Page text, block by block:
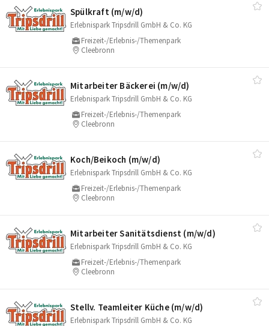
Spülkraft (m/​w/​d)
Erlebnispark Tripsdrill GmbH & Co. KG
Freizeit-/Erlebnis-/Themenpark
Cleebronn
Mitarbeiter Bäckerei (m/​w/​d)
Erlebnispark Tripsdrill GmbH & Co. KG
Freizeit-/Erlebnis-/Themenpark
Cleebronn
Koch/​Beikoch (m/​w/​d)
Erlebnispark Tripsdrill GmbH & Co. KG
Freizeit-/Erlebnis-/Themenpark
Cleebronn
Mitarbeiter Sanitätsdienst (m/​w/​d)
Erlebnispark Tripsdrill GmbH & Co. KG
Freizeit-/Erlebnis-/Themenpark
Cleebronn
Stellv. Teamleiter Küche (m/​w/​d)
Erlebnispark Tripsdrill GmbH & Co. KG